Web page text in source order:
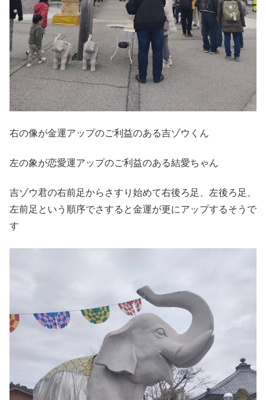
右の像が金運アップのご利益のある吉ゾウくん
左の象が恋愛運アップのご利益のある結愛ちゃん
吉ゾウ君の右前足からさすり始めて右後ろ足、左後ろ足、
左前足という順序でさすると金運が更にアップするそうで
す